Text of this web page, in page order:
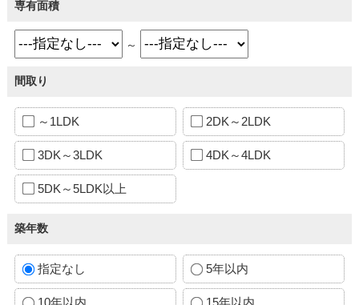
専有面積
～
間取り
～1LDK 2DK～2LDK
3DK～3LDK 4DK～4LDK
5DK～5LDK以上
築年数
指定なし 5年以内
10年以内 15年以内